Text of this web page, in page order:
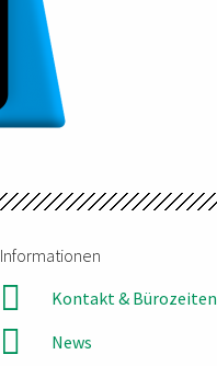
Informationen
Kontakt & Bürozeiten
News